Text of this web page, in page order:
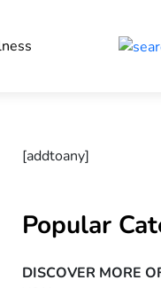
[addtoany]
Popular
DISCOVER MORE